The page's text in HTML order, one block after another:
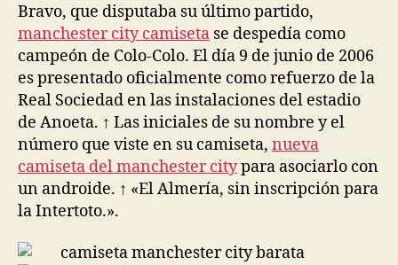
Bravo, que disputaba su último partido,
manchester city camiseta se despedía como
campeón de Colo-Colo. El día 9 de junio de 2006
es presentado oficialmente como refuerzo de la
Real Sociedad en las instalaciones del estadio
de Anoeta. ↑ Las iniciales de su nombre y el
número que viste en su camiseta, nueva
camiseta del manchester citypara asociarlo con
un androide. ↑ «El Almería, sin inscripción para
la Intertoto.».